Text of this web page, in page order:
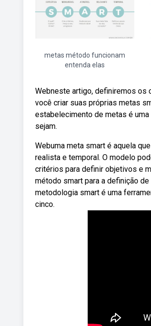
metas método funcionam
entenda elas
Webneste artigo, definiremos os
você criar suas próprias metas
estabelecimento de metas é
sejam.
Webuma meta smart é aquela
realista e temporal. O modelo
critérios para definir objetivos e
método smart para a definição
metodologia smart é uma
cinco.